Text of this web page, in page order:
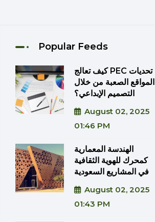
Popular Feeds
كيف تعالج PEC تحديات
المواقع الصعبة من خلال
التصميم الإبداعي؟
August 02, 2025
01:46 PM
الهندسة المعمارية
كمحرك للهوية الثقافية
في المشاريع السعودية
August 02, 2025
01:43 PM